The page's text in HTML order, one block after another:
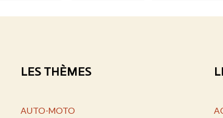
LES THÈMES
AUTO-MOTO